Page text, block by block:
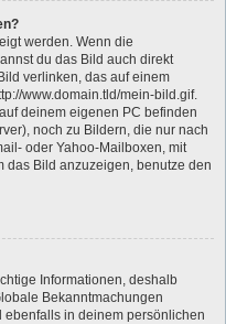
werden. Wenn die
du das Bild auch direkt
verlinken, das auf einem
www.domain.tld/mein-bild.gif.
deinem eigenen PC befinden
noch zu Bildern, die nur nach
oder Yahoo-Mailboxen, mit
das Bild anzuzeigen, benutze den
Informationen, deshalb
Bekanntmachungen
in deinem persönlichen